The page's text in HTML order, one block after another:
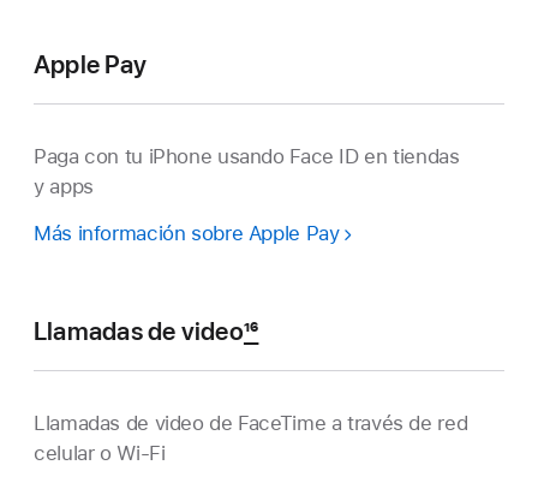
Apple Pay
Paga con tu iPhone usando Face ID en tiendas
y apps
Más información sobre Apple Pay
Llamadas de video16
Llamadas de video de FaceTime a través de red
celular o Wi‑Fi